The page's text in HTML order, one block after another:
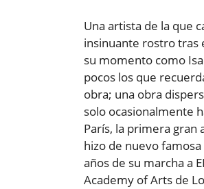
Una artista de la que
insinuante rostro tras
su momento como
pocos los que
obra; una obra
solo ocasionalmente
París, la primera gran
hizo de nuevo
años de su marcha a
Academy of Arts de